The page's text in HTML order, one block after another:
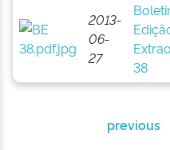
2013-
06-
27
38
previous